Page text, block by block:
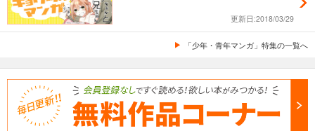
更新日:2018/03/29
「少年・青年マンガ」特集の一覧へ